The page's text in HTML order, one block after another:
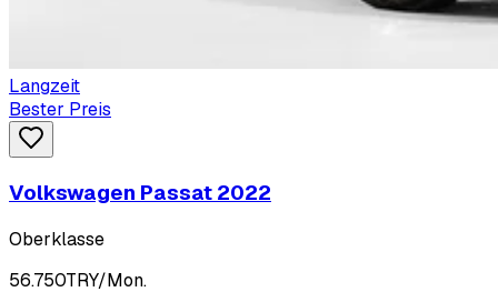
Langzeit
Bester Preis
Volkswagen Passat 2022
Oberklasse
56.750TRY/Mon.